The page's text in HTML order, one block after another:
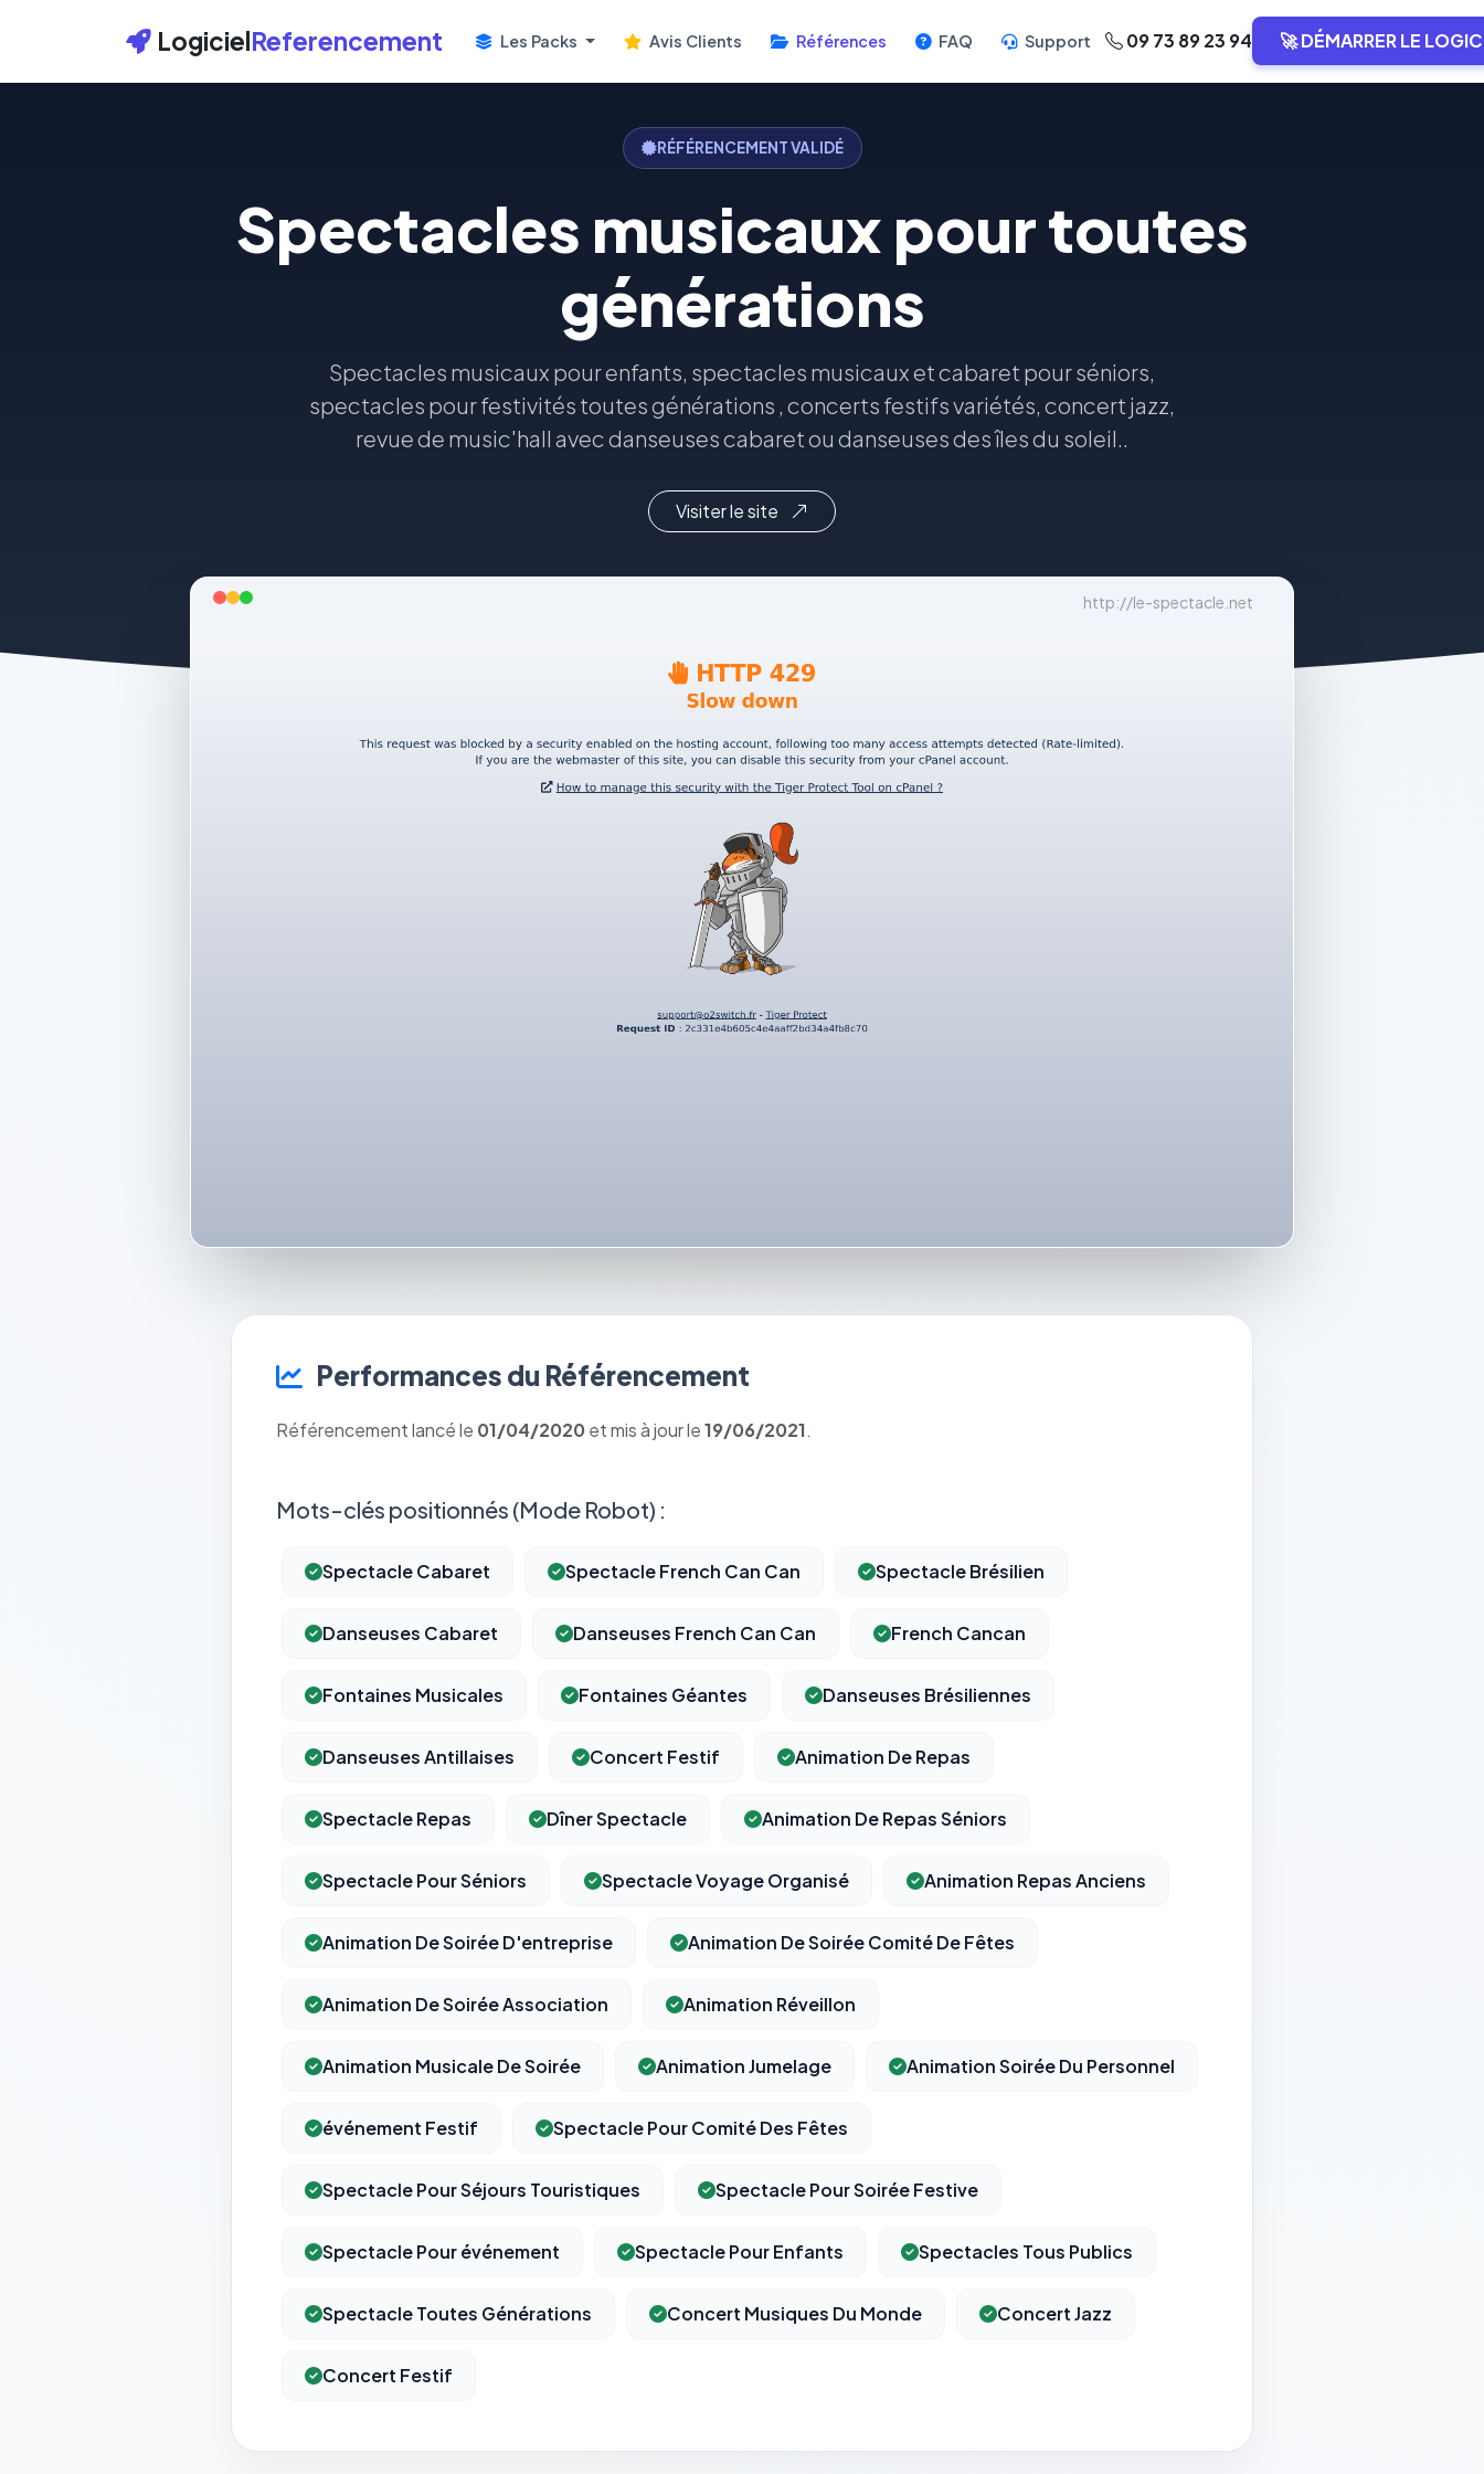
LogicielReferencement Les Packs Avis Clients Références FAQ Support 09 73 89 23 94 🚀 DÉMARRER LE
RÉFÉRENCEMENT VALIDÉ
Spectacles musicaux pour toutes
générations
Spectacles musicaux pour enfants, spectacles musicaux et cabaret pour séniors,
spectacles pour festivités toutes générations , concerts festifs variétés, concert jazz,
revue de music'hall avec danseuses cabaret ou danseuses des îles du soleil..
Visiter le site
http://le-spectacle.net
Performances du Référencement
Référencement lancé le 01/04/2020 et mis à jour le19/06/2021.
Mots-clés positionnés (Mode Robot) :
Spectacle Cabaret Spectacle French Can Can Spectacle Brésilien
Danseuses Cabaret Danseuses French Can Can French Cancan
Fontaines Musicales Fontaines Géantes Danseuses Brésiliennes
Danseuses Antillaises Concert Festif Animation De Repas
Spectacle Repas Dîner Spectacle Animation De Repas Séniors
Spectacle Pour Séniors Spectacle Voyage Organisé Animation Repas Anciens
Animation De Soirée D'entreprise Animation De Soirée Comité De Fêtes
Animation De Soirée Association Animation Réveillon
Animation Musicale De Soirée Animation Jumelage Animation Soirée Du Personnel
événement Festif Spectacle Pour Comité Des Fêtes
Spectacle Pour Séjours Touristiques Spectacle Pour Soirée Festive
Spectacle Pour événement Spectacle Pour Enfants Spectacles Tous Publics
Spectacle Toutes Générations Concert Musiques Du Monde Concert Jazz
Concert Festif
Nécessaires au fonctionnement du site : session, sécurité,
Cookies analytiques